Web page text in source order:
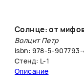
Солнце: от
Волцит Петр
isbn: 978-5-907793-
Стенд: L-1
Описание